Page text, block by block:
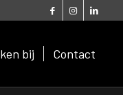
bij Contact